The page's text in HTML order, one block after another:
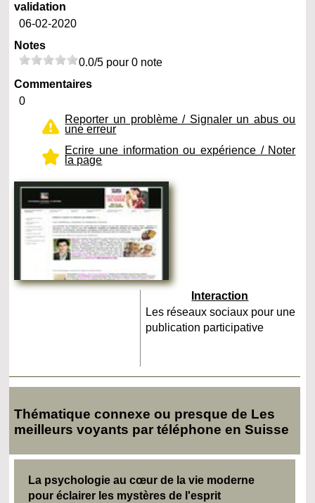
validation
06-02-2020
Notes
0.0/5 pour 0 note
Commentaires
0
Reporter un problème / Signaler un abus ou
une erreur
Ecrire une information ou expérience / Noter
la page
Interaction
Les réseaux sociaux pour une
publication participative
Thématique connexe ou presque de Les
meilleurs voyants par téléphone en Suisse
La psychologie au cœur de la vie moderne
pour éclairer les mystères de l'esprit